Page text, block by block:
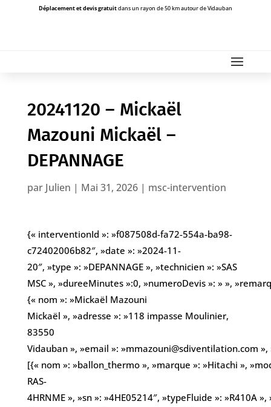
Déplacement et devis gratuitdans un rayon de 50 km autour de Vidauban
20241120 – Mickaël
Mazouni Mickaël –
DEPANNAGE
par Julien | Mai 31, 2026| msc-intervention
{« interventionId »: »f087508d-fa72-554a-ba98-
c72402006b82″, »date »: »2024-11-
20″, »type »: »DEPANNAGE », »technicien »: »SAS
MSC », »dureeMinutes »:0, »numeroDevis »: » »,
{« nom »: »Mickaël Mazouni
Mickaël », »adresse »: »118 impasse Moulinier,
83550
Vidauban », »email »: »mmazouni@sdiventilation.com
[{« nom »: »ballon_thermo », »marque »: »Hitachi »,
RAS-
4HRNME », »sn »: »4HE05214″, »typeFluide »: »R410A »,